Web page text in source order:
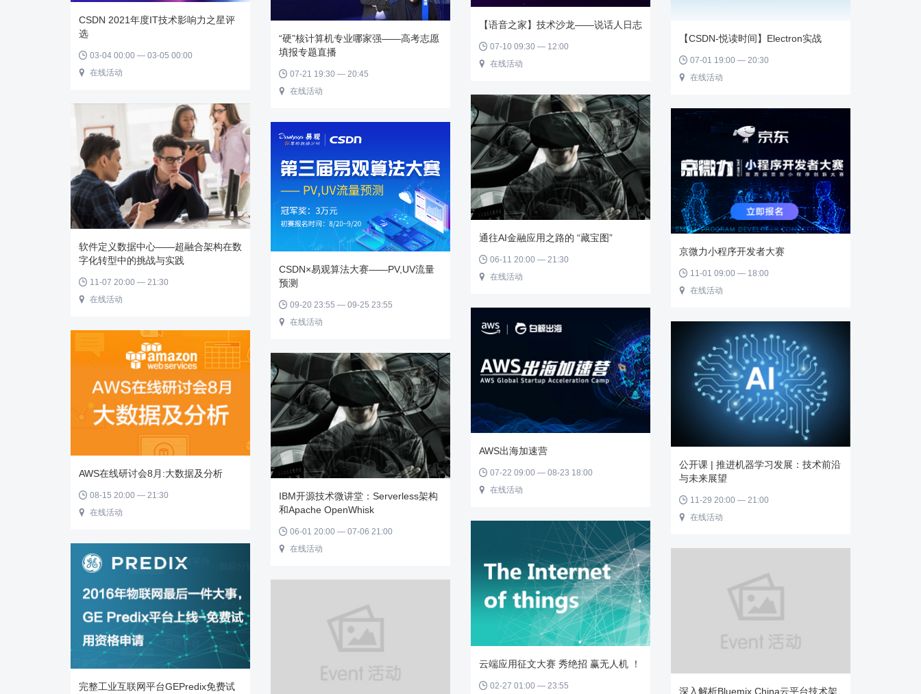
CSDN 2021年度IT技术影响力之星评
选
 03-04 00:00 — 03-05 00:00
 在线活动
【语音之家】技术沙龙——说话人日志
 07-10 09:30 — 12:00
 在线活动
“硬”核计算机专业哪家强——高考志愿
填报专题直播
 07-21 19:30 — 20:45
 在线活动
【CSDN-悦读时间】Electron实战
 07-01 19:00 — 20:30
 在线活动
通往AI金融应用之路的 “藏宝图”
 06-11 20:00 — 21:30
 在线活动
软件定义数据中心——超融合架构在数
字化转型中的挑战与实践
 11-07 20:00 — 21:30
 在线活动
京微力小程序开发者大赛
 11-01 09:00 — 18:00
 在线活动
CSDN×易观算法大赛——PV,UV流量
预测
 09-20 23:55 — 09-25 23:55
 在线活动
AWS出海加速营
 07-22 09:00 — 08-23 18:00
 在线活动
公开课 | 推进机器学习发展：技术前沿
与未来展望
 11-29 20:00 — 21:00
 在线活动
AWS在线研讨会8月:大数据及分析
 08-15 20:00 — 21:30
 在线活动
IBM开源技术微讲堂：Serverless架构
和Apache OpenWhisk
 06-01 20:00 — 07-06 21:00
 在线活动
云端应用征文大赛 秀绝招 赢无人机 ！
 02-27 01:00 — 23:55
完整工业互联网平台GEPredix免费试 深入解析Bluemix China云平台技术架